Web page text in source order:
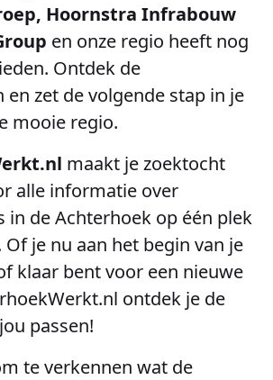
Hoornstra Infrabouw
en onze regio heeft nog
Ontdek de
zet de volgende stap in je
mooie regio.
maakt je zoektocht
alle informatie over
in de Achterhoek op één plek
je nu aan het begin van je
klaar bent voor een nieuwe
ontdek je de
passen!
te verkennen wat de